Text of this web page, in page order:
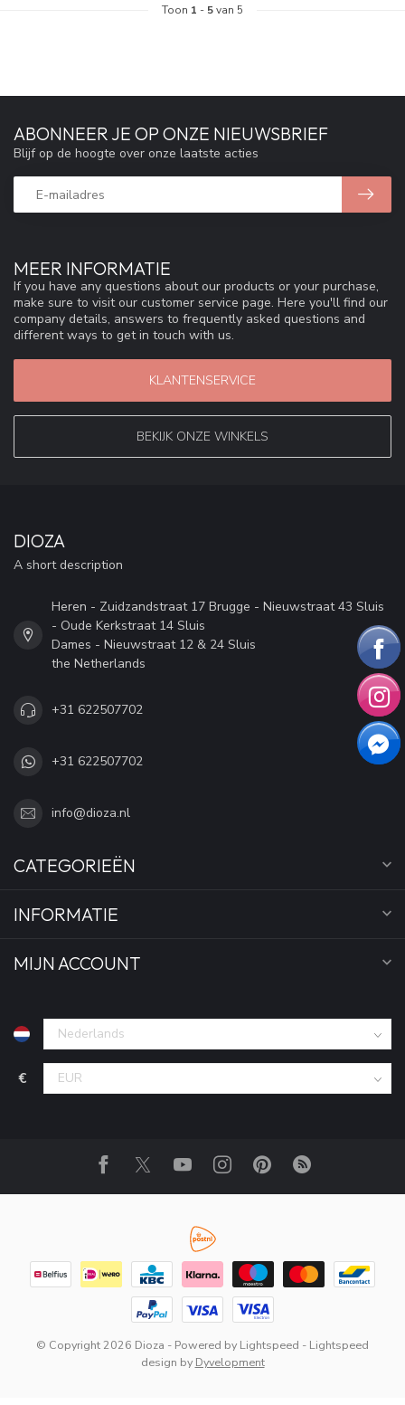
Toon 1 - 5van 5
MEER INFORMATIE
If you have any questions about our products or your purchase,
make sure to visit our customer service page. Here you'll find our
company details, answers to frequently asked questions and
different ways to get in touch with us.
KLANTENSERVICE
BEKIJK ONZE WINKELS
ABONNEER JE OP ONZE NIEUWSBRIEF
Blijf op de hoogte over onze laatste acties
DIOZA
A short description
Heren - Zuidzandstraat 17 Brugge - Nieuwstraat 43 Sluis
- Oude Kerkstraat 14 Sluis
Dames - Nieuwstraat 12 & 24 Sluis
the Netherlands
+31 622507702
+31 622507702
info@dioza.nl
CATEGORIEËN
INFORMATIE
MIJN ACCOUNT
€
© Copyright 2026 Dioza - Powered by Lightspeed - Lightspeed
design by Dyvelopment